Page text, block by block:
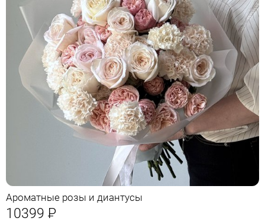
Ароматные розы и диантусы
10399 Р